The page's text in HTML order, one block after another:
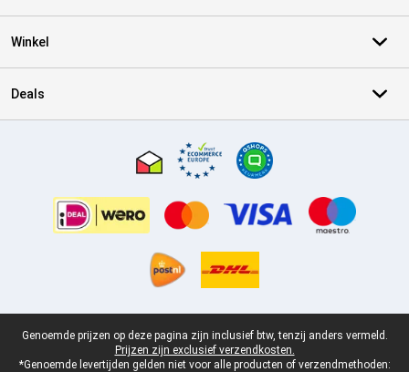
Winkel
Deals
Juridische voettekst
Genoemde prijzen op deze pagina zijn inclusief btw, tenzij anders vermeld.
Prijzen zijn exclusief verzendkosten.
*Genoemde levertijden gelden niet voor alle producten of verzendmethoden: